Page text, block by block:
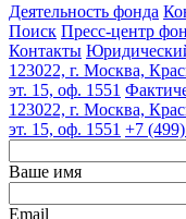
Деятельность фонда
Поиск Пресс-центр
Контакты
123022, г. Москва,
эт. 15, оф. 1551
123022, г. Москва,
эт. 15, оф. 1551 +7
Ваше имя
Email